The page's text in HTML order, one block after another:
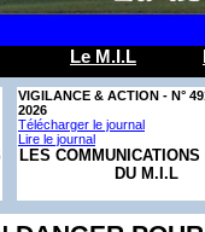
VI­GILANCE & AC­TION - N°
2026
Télécharger le journal
Lire le journal
LES COMMUNICATIONS
DU M.I.L
Le M.I.L